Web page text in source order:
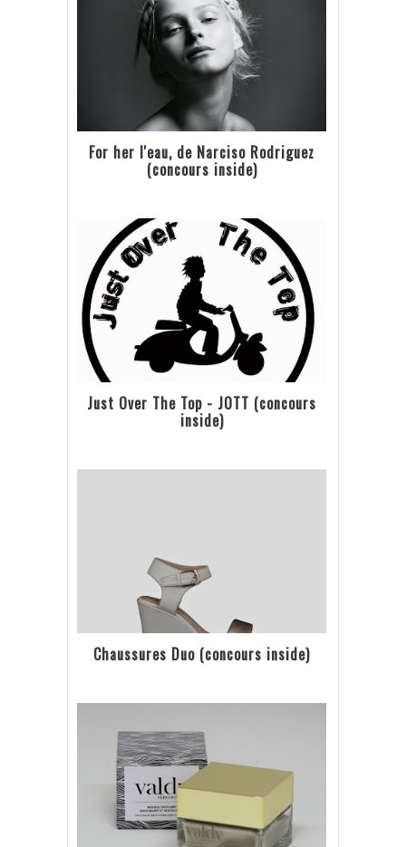
For her l'eau, de Narciso Rodriguez
(concours inside)
Just Over The Top - JOTT (concours
inside)
Chaussures Duo (concours inside)